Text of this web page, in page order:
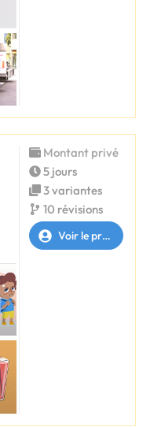
Montant privé
5 jours
3 variantes
10 révisions
Voir le profil